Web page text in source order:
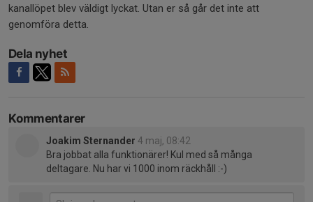
kanallöpet blev väldigt lyckat. Utan er så går det inte att
genomföra detta.
Dela nyhet
Kommentarer
Joakim Sternander 4 maj, 08:42
Bra jobbat alla funktionärer! Kul med så många
deltagare. Nu har vi 1000 inom räckhåll :-)